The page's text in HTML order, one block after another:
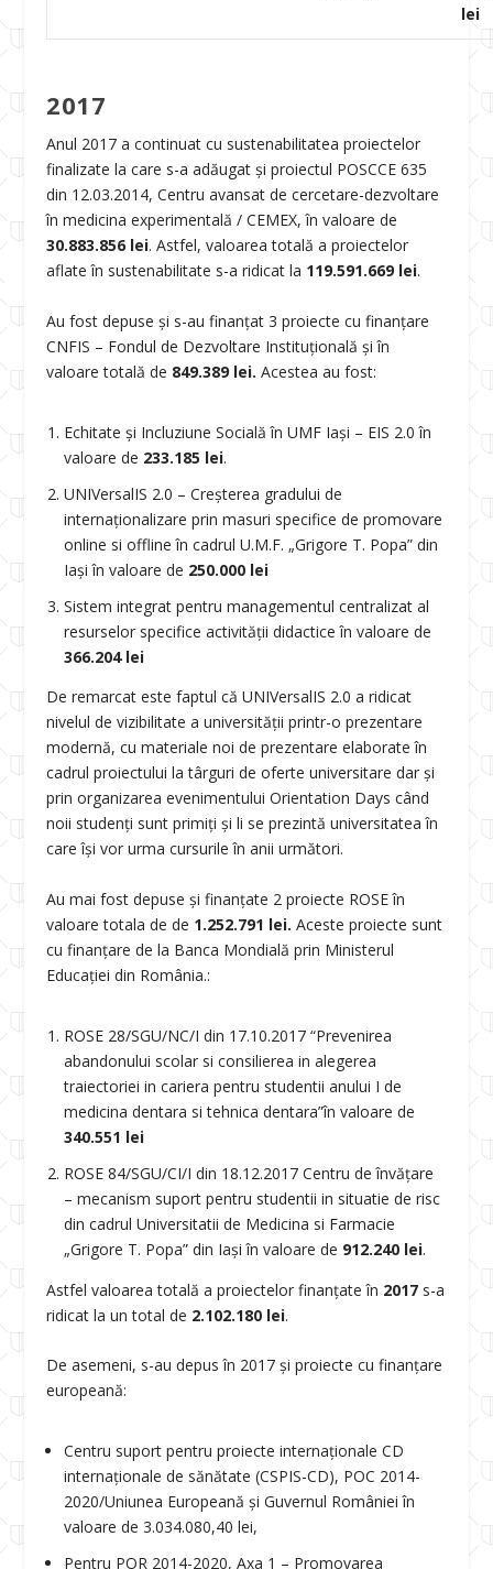
lei
2017
Anul 2017 a continuat cu sustenabilitatea proiectelor
finalizate la care s-a adăugat şi proiectul POSCCE 635
din 12.03.2014, Centru avansat de cercetare-dezvoltare
în medicina experimentală / CEMEX, în valoare de
30.883.856 lei. Astfel, valoarea totală a proiectelor
aflate în sustenabilitate s-a ridicat la 119.591.669 lei.
Au fost depuse şi s-au finanţat 3 proiecte cu finanţare
CNFIS – Fondul de Dezvoltare Instituțională şi în
valoare totală de 849.389 lei.Acestea au fost:
Echitate şi Incluziune Socială în UMF Iaşi – EIS 2.0 în
valoare de 233.185 lei.
UNIVersalIS 2.0 – Creșterea gradului de
internaționalizare prin masuri specifice de promovare
online si offline în cadrul U.M.F. „Grigore T. Popa” din
Iași în valoare de 250.000 lei
Sistem integrat pentru managementul centralizat al
resurselor specifice activităţii didactice în valoare de
366.204 lei
De remarcat este faptul că UNIVersalIS 2.0 a ridicat
nivelul de vizibilitate a universităţii printr-o prezentare
modernă, cu materiale noi de prezentare elaborate în
cadrul proiectului la târguri de oferte universitare dar şi
prin organizarea evenimentului Orientation Days când
noii studenţi sunt primiţi şi li se prezintă universitatea în
care îşi vor urma cursurile în anii următori.
Au mai fost depuse şi finanţate 2 proiecte ROSE în
valoare totala de de 1.252.791 lei. Aceste proiecte sunt
cu finanţare de la Banca Mondială prin Ministerul
Educației din România.:
ROSE 28/SGU/NC/I din 17.10.2017 “Prevenirea
abandonului scolar si consilierea in alegerea
traiectoriei in cariera pentru studentii anului I de
medicina dentara si tehnica dentara”în valoare de
340.551 lei
ROSE 84/SGU/CI/I din 18.12.2017 Centru de învățare
– mecanism suport pentru studentii in situatie de risc
din cadrul Universitatii de Medicina si Farmacie
„Grigore T. Popa” din Iași în valoare de 912.240 lei.
Astfel valoarea totală a proiectelor finanţate în 2017 s-a
ridicat la un total de 2.102.180 lei.
De asemeni, s-au depus în 2017 şi proiecte cu finanţare
europeană:
Centru suport pentru proiecte internaționale CD
internaționale de sănătate (CSPIS-CD), POC 2014-
2020/Uniunea Europeană şi Guvernul României în
valoare de 3.034.080,40 lei,
Pentru POR 2014-2020, Axa 1 – Promovarea